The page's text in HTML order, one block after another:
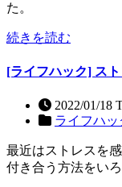
た。
続きを読む
[ライフハック] ス
2022/01/18
ライフハッ
最近はストレスを
付き合う方法をい